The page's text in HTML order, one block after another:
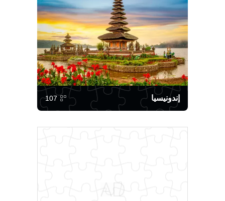
إندونيسيا 107